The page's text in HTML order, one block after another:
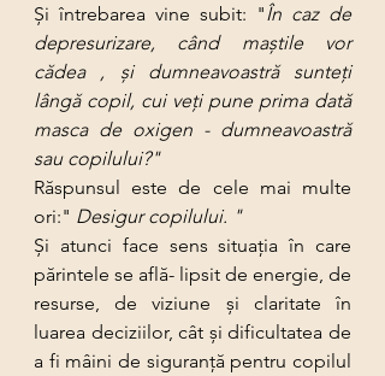
Şi întrebarea vine subit: " În caz de
depresurizare, când maștile vor
cădea , şi dumneavoastră sunteţi
lângă copil, cui veţi pune prima dată
masca de oxigen - dumneavoastră
sau copilului?"
Răspunsul este de cele mai multe
ori:" Desigur copilului. "
Şi atunci face sens situația în care
părintele se află- lipsit de energie, de
resurse, de viziune şi claritate în
luarea deciziilor, cât şi dificultatea de
a fi mâini de siguranță pentru copilul